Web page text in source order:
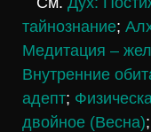
тайнознание;
Медитация –
Внутренние
адепт;
двойное (Весна);